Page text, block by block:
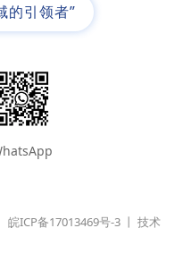
的引领者”
皖ICP备17013469号-3 丨 技术